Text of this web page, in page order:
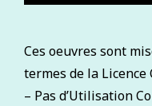
Ces oeuvres sont
termes de la
– Pas d’Utilisation